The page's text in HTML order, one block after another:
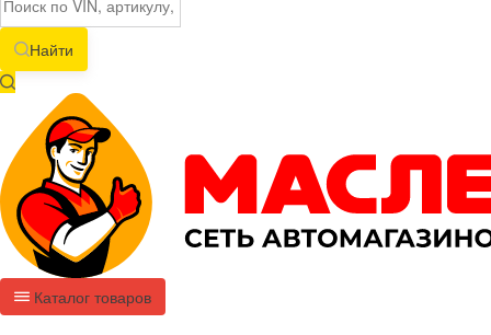
Найти
Каталог товаров